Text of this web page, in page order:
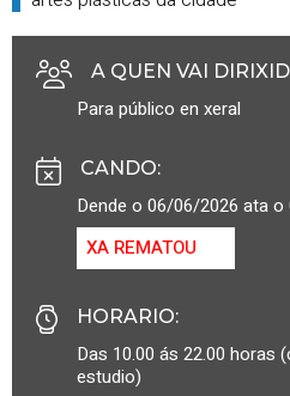
A QUEN VAI
Para público en xeral
CANDO:
Dende o 06/06/2026 ata
XA REMATOU
HORARIO:
Das 10.00 ás 22.00 horas
estudio)